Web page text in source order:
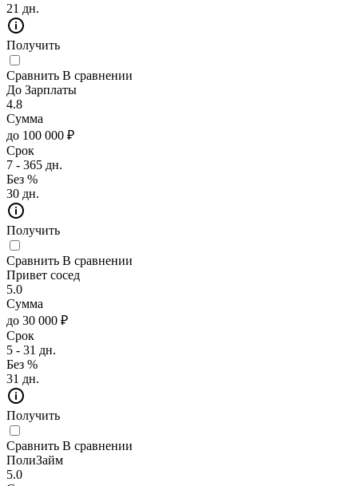
21 дн.
Получить
Сравнить В сравнении
До Зарплаты
4.8
Сумма
до 100 000 ₽
Срок
7 - 365 дн.
Без %
30 дн.
Получить
Сравнить В сравнении
Привет сосед
5.0
Сумма
до 30 000 ₽
Срок
5 - 31 дн.
Без %
31 дн.
Получить
Сравнить В сравнении
ПолиЗайм
5.0